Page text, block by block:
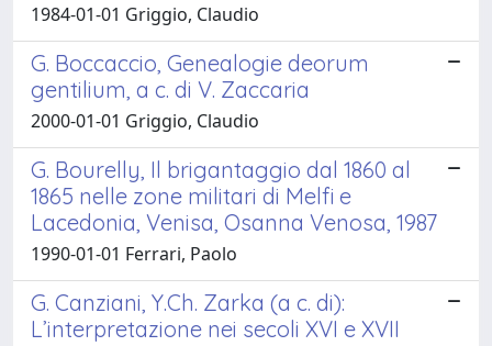
1984-01-01 Griggio, Claudio
G. Boccaccio, Genealogie deorum
gentilium, a c. di V. Zaccaria
2000-01-01 Griggio, Claudio
G. Bourelly, Il brigantaggio dal 1860 al
1865 nelle zone militari di Melfi e
Lacedonia, Venisa, Osanna Venosa, 1987
1990-01-01 Ferrari, Paolo
G. Canziani, Y.Ch. Zarka (a c. di):
L’interpretazione nei secoli XVI e XVII